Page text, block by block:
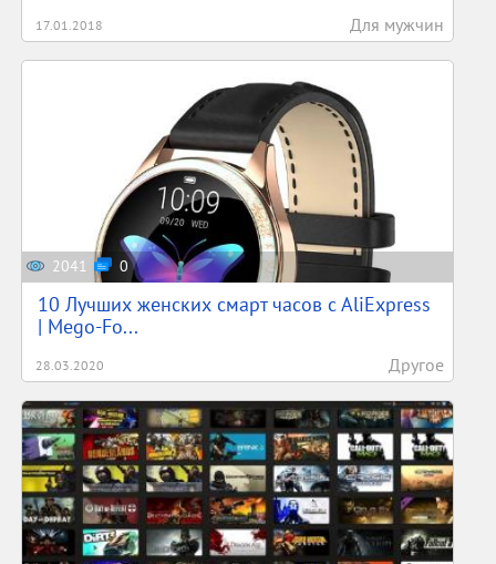
17.01.2018 Для мужчин
2041 0
10 Лучших женских смарт часов c AliExpress
| Mego-Fo...
28.03.2020 Другое